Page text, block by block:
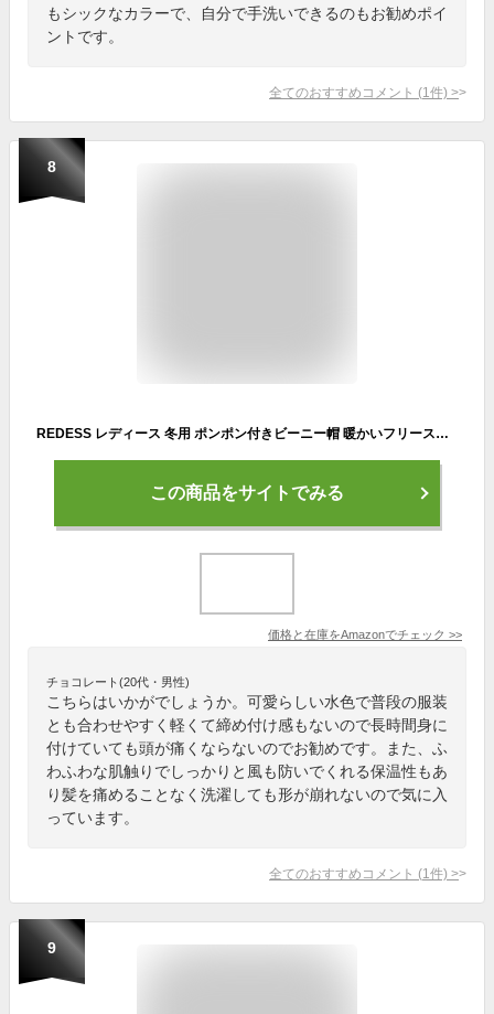
もシックなカラーで、自分で手洗いできるのもお勧めポイ
ントです。
全てのおすすめコメント (1 件) >
8
REDESS レディース 冬用 ポンポン付きビーニー帽 暖かいフリース裏地付き 厚いスラウチスノーニット スカル スキーキャップ US サイズ: One Size カラー: ブルー
この商品をサイトでみる
価格と在庫をAmazonでチェック >>
チョコレート(20代・男性)
こちらはいかがでしょうか。可愛らしい水色で普段の服装
とも合わせやすく軽くて締め付け感もないので長時間身に
付けていても頭が痛くならないのでお勧めです。また、ふ
わふわな肌触りでしっかりと風も防いでくれる保温性もあ
り髪を痛めることなく洗濯しても形が崩れないので気に入
っています。
全てのおすすめコメント (1 件) >
9